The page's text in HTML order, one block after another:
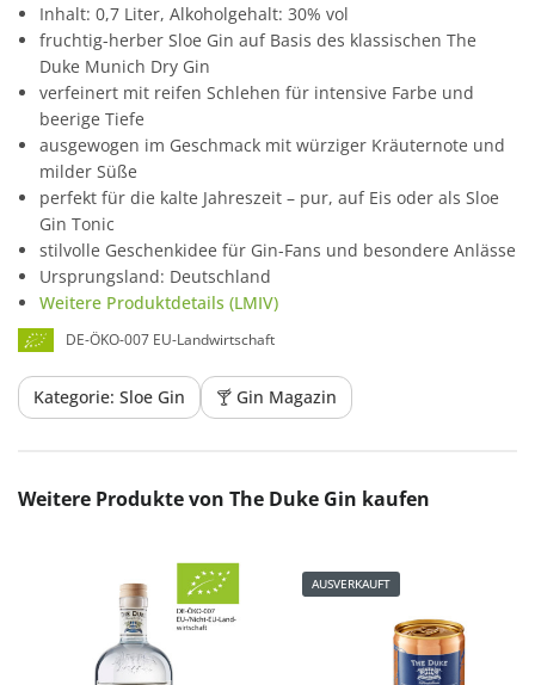
Inhalt: 0,7 Liter, Alkoholgehalt: 30% vol
fruchtig-herber Sloe Gin auf Basis des klassischen The
Duke Munich Dry Gin
verfeinert mit reifen Schlehen für intensive Farbe und
beerige Tiefe
ausgewogen im Geschmack mit würziger Kräuternote und
milder Süße
perfekt für die kalte Jahreszeit – pur, auf Eis oder als Sloe
Gin Tonic
stilvolle Geschenkidee für Gin-Fans und besondere Anlässe
Ursprungsland: Deutschland
Weitere Produktdetails (LMIV)
DE-ÖKO-007 EU-Landwirtschaft
Kategorie: Sloe Gin 🍸 Gin Magazin
Produktgalerie überspringen
Weitere Produkte von The Duke Gin kaufen
AUSVERKAUFT